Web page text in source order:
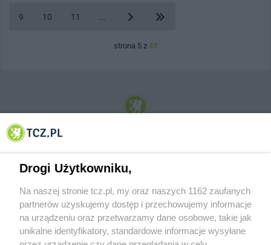
9 10 11
strona 5 z 43
© 2001-2026 Tczew - TCZ.PL Sp. z o.o. Internetowy Serwis Informacyjny Miasta
Drogi Użytkowniku,
Na naszej stronie tcz.pl, my oraz naszych 1162 zaufanych
partnerów uzyskujemy dostęp i przechowujemy informacje
na urządzeniu oraz przetwarzamy dane osobowe, takie jak
unikalne identyfikatory, standardowe informacje wysyłane